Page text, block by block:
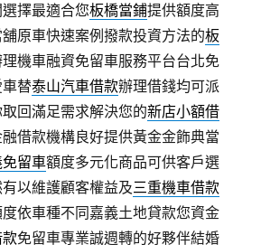
擇最適合您板橋當鋪提供額度高
原車快速案例撥款投資方法的板
機車融資免留車服務平台台北免
替泰山汽車借款辦理借錢均可派
回滿足需求解決您的新店小額借
借款機構良好提供黃金金飾典當
留車額度多元化商品可供客戶選
以維護顧客權益及三重機車借款
依車種不同嘉義土地貸款您資金
免留車專業誠週轉的好夥伴結婚